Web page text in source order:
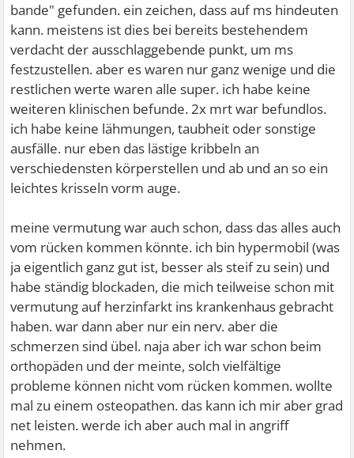
bande" gefunden. ein zeichen, dass auf ms hindeuten
kann. meistens ist dies bei bereits bestehendem
verdacht der ausschlaggebende punkt, um ms
festzustellen. aber es waren nur ganz wenige und die
restlichen werte waren alle super. ich habe keine
weiteren klinischen befunde. 2x mrt war befundlos.
ich habe keine lähmungen, taubheit oder sonstige
ausfälle. nur eben das lästige kribbeln an
verschiedensten körperstellen und ab und an so ein
leichtes krisseln vorm auge.
meine vermutung war auch schon, dass das alles auch
vom rücken kommen könnte. ich bin hypermobil (was
ja eigentlich ganz gut ist, besser als steif zu sein) und
habe ständig blockaden, die mich teilweise schon mit
vermutung auf herzinfarkt ins krankenhaus gebracht
haben. war dann aber nur ein nerv. aber die
schmerzen sind übel. naja aber ich war schon beim
orthopäden und der meinte, solch vielfältige
probleme können nicht vom rücken kommen. wollte
mal zu einem osteopathen. das kann ich mir aber grad
net leisten. werde ich aber auch mal in angriff
nehmen.